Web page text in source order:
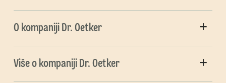
O kompaniji Dr. Oetker
Više o kompaniji Dr. Oetker